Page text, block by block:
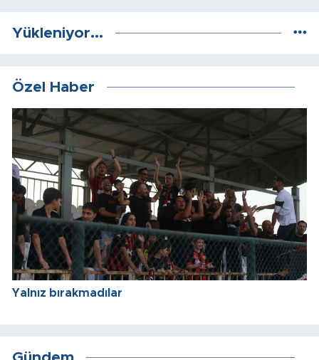
Yükleniyor...
Özel Haber
Yalnız bırakmadılar